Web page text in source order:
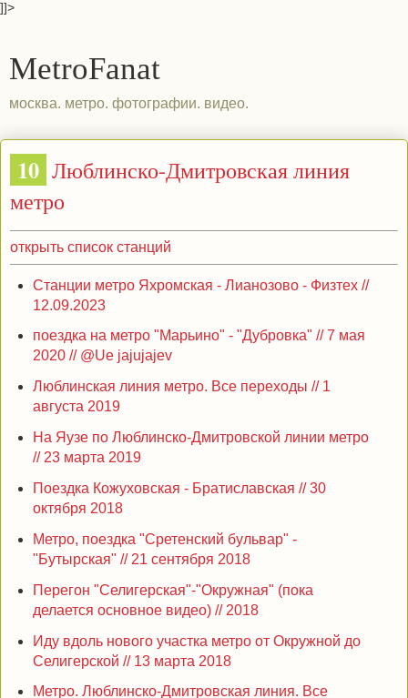
]]>
MetroFanat
москва. метро. фотографии. видео.
10 Люблинско-Дмитровская линия
метро
открыть список станций
Станции метро Яхромская - Лианозово - Физтех //
12.09.2023
поездка на метро "Марьино" - "Дубровка" // 7 мая
2020 // @Ue jajujajev
Люблинская линия метро. Все переходы // 1
августа 2019
На Яузе по Люблинско-Дмитровской линии метро
// 23 марта 2019
Поездка Кожуховская - Братиславская // 30
октября 2018
Метро, поездка "Сретенский бульвар" -
"Бутырская" // 21 сентября 2018
Перегон "Селигерская"-"Окружная" (пока
делается основное видео) // 2018
Иду вдоль нового участка метро от Окружной до
Селигерской // 13 марта 2018
Метро. Люблинско-Дмитровская линия. Все